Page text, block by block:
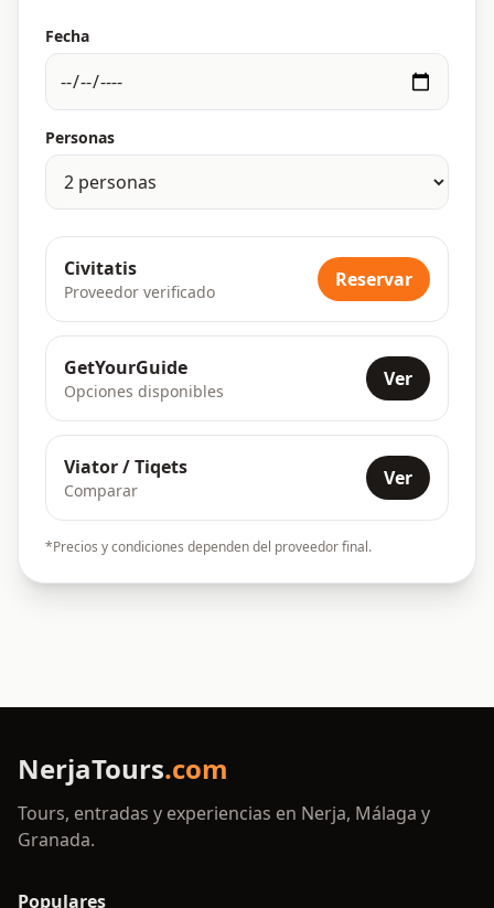
Fecha
Personas
Civitatis
Proveedor verificado
Reservar
GetYourGuide
Opciones disponibles
Ver
Viator / Tiqets
Comparar
Ver
*Precios y condiciones dependen del proveedor final.
NerjaTours.com
Tours, entradas y experiencias en Nerja, Málaga y
Granada.
Populares